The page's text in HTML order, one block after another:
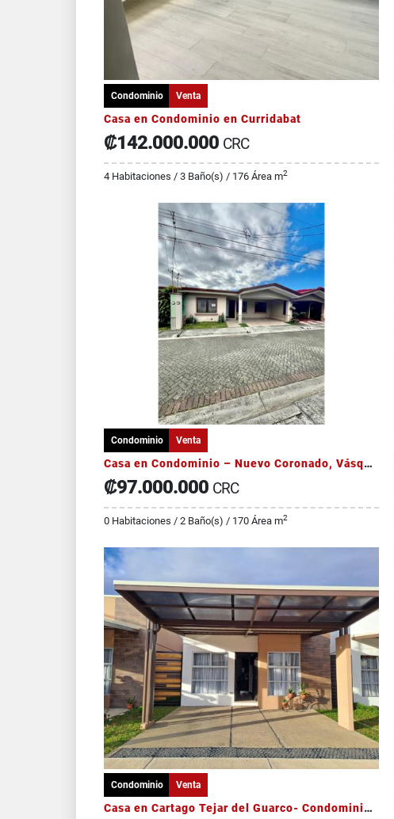
Condominio Venta
Casa en Condominio en Curridabat
₡142.000.000 CRC
4 Habitaciones / 3 Baño(s) / 176 Área m2
Condominio Venta
Casa en Condominio – Nuevo Coronado, Vásquez de Coronado
₡97.000.000 CRC
0 Habitaciones / 2 Baño(s) / 170 Área m2
Condominio Venta
Casa en Cartago Tejar del Guarco- Condominio Valle Ilios